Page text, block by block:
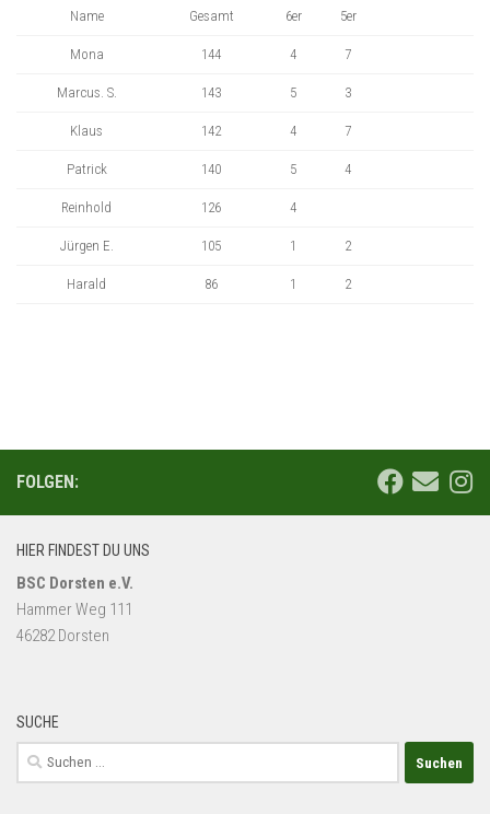
Name Gesamt 6er 5er
Mona 144 4 7
Marcus. S. 143 5 3
Klaus 142 4 7
Patrick 140 5 4
Reinhold 126 4
Jürgen E. 105 1 2
Harald 86 1 2
FOLGEN:
HIER FINDEST DU UNS
BSC Dorsten e.V.
Hammer Weg 111
46282 Dorsten
SUCHE
Suchen
nach: